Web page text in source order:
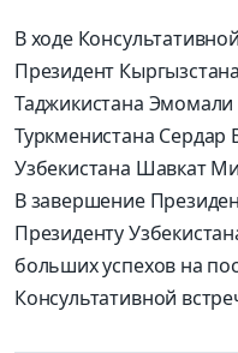
В ходе
Президент
Таджикистана
Туркменистана
Узбекистана Шавкат
В завершение
Президенту
больших успехов на
Консультативной